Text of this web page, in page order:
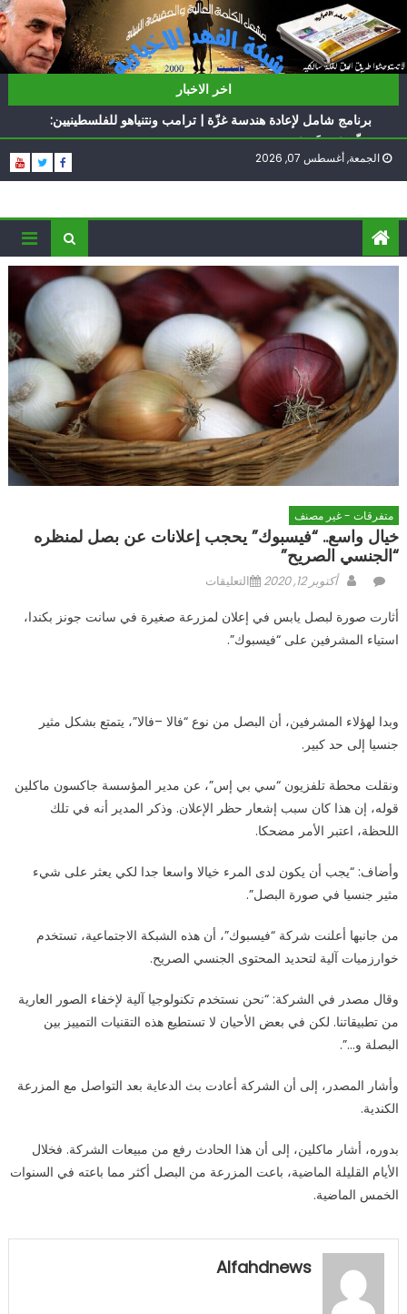
to
content
اخر الاخبار
ناشطة أمريكية يهودية تدعو الدول العربية لوقف التطبيع
أيّ تحدّيات يواجهها حزب الله؟
برنامج شامل لإعادة هندسة غزّة | ترامب ونتنياهو للفلسطينيين:
سلّموا تسلَموا
الغرب يدفن اتفاقاً وُلد ميتاً | إيران تحت العقوبات: جاهزون
ناشطة أمريكية يهودية تدعو الدول العربية لوقف التطبيع
أيّ تحدّيات يواجهها حزب الله؟
الجمعة, أغسطس 07, 2026
متفرقات - غير مصنف
خيال واسع.. “فيسبوك” يحجب إعلانات عن بصل لمنظره
“الجنسي الصريح”
Posted
أكتوبر 12, 2020Author التعليقاتعلى
واسع..
بصل
الصريح”
مغلقة
أثارت صورة لبصل يابس في إعلان لمزرعة صغيرة في سانت جونز بكندا،
استياء المشرفين على “فيسبوك”.
وبدا لهؤلاء المشرفين، أن البصل من نوع “فالا –فالا”، يتمتع بشكل مثير
جنسيا إلى حد كبير.
ونقلت محطة تلفزيون “سي بي إس”، عن مدير المؤسسة جاكسون ماكلين
قوله، إن هذا كان سبب إشعار حظر الإعلان. وذكر المدير أنه في تلك
اللحظة، اعتبر الأمر مضحكا.
وأضاف: “يجب أن يكون لدى المرء خيالا واسعا جدا لكي يعثر على شيء
مثير جنسيا في صورة البصل”.
من جانبها أعلنت شركة “فيسبوك”، أن هذه الشبكة الاجتماعية، تستخدم
خوارزميات آلية لتحديد المحتوى الجنسي الصريح.
وقال مصدر في الشركة: “نحن نستخدم تكنولوجيا آلية لإخفاء الصور العارية
من تطبيقاتنا. لكن في بعض الأحيان لا تستطيع هذه التقنيات التمييز بين
البصلة و…”.
وأشار المصدر، إلى أن الشركة أعادت بث الدعاية بعد التواصل مع المزرعة
الكندية.
بدوره، أشار ماكلين، إلى أن هذا الحادث رفع من مبيعات الشركة. فخلال
الأيام القليلة الماضية، باعت المزرعة من البصل أكثر مما باعته في السنوات
الخمس الماضية.
Alfahdnews